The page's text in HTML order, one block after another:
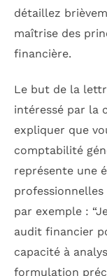
détaillez
maîtrise des
financière.
Le but de la
intéressé par la
expliquer que
comptabilité
représente une
par exemple :
audit financier
capacité à
formulation